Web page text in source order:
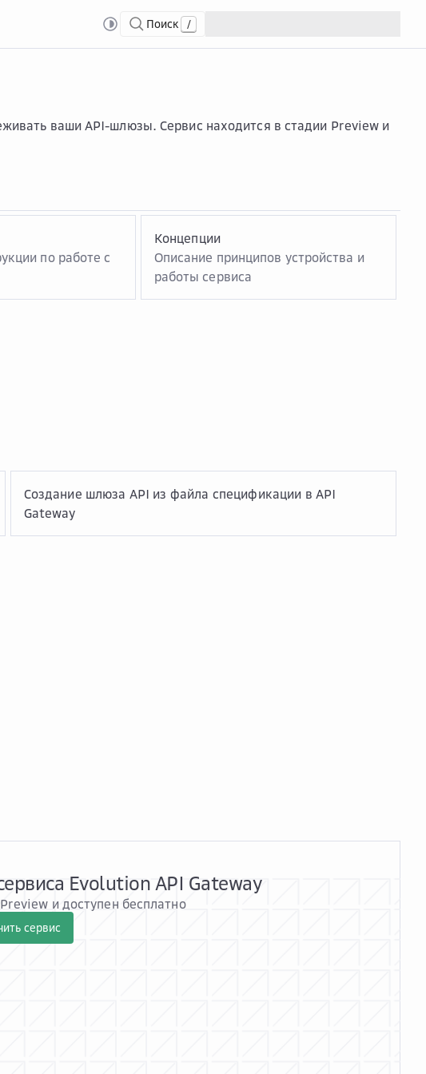
Поиск /
ваши API-шлюзы. Сервис находится в стадии Preview и
по работе с
Концепции
Описание принципов устройства и
работы сервиса
Создание шлюза API из файла спецификации в API
Gateway
Evolution API Gateway
и доступен бесплатно
сервис